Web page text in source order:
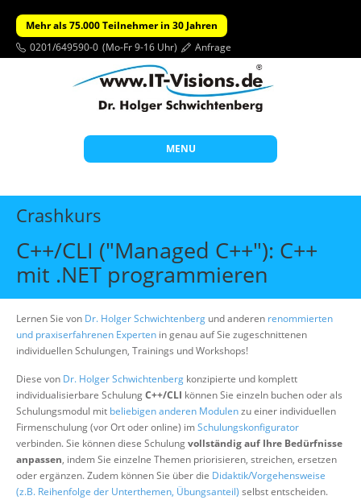
Mehr als 75.000 Teilnehmer in 30 Jahren
0201/649590-0 (Mo-Fr 9-16 Uhr) Anfrage
MENU
Start
Beratung
Individuelle Schulungen
Offene Seminare
Wissen
Suche
Crashkurs
C++/CLI ("Managed C++"): C++
mit .NET programmieren
Lernen Sie von Dr. Holger Schwichtenberg und anderen renommierten
und praxiserfahrenen Experten in genau auf Sie zugeschnittenen
individuellen Schulungen, Trainings und Workshops!
Diese von Dr. Holger Schwichtenberg konzipierte und komplett
individualisierbare SchulungC++/CLI können Sie einzeln buchen oder als
Schulungsmodul mit beliebigen anderen Modulenzu einer individuellen
Firmenschulung (vor Ort oder online) imSchulungskonfigurator
verbinden. Sie können diese Schulungvollständig auf Ihre Bedürfnisse
anpassen, indem Sie einzelne Themen priorisieren, streichen, ersetzen
oder ergänzen. Zudem können Sie über die Didaktik/Vorgehensweise
(z.B. Reihenfolge der Unterthemen, Übungsanteil) selbst entscheiden.